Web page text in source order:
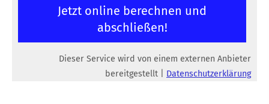
Jetzt online berechnen und
abschließen!
Dieser Service wird von einem externen Anbieter
bereitgestellt | Datenschutzerklärung